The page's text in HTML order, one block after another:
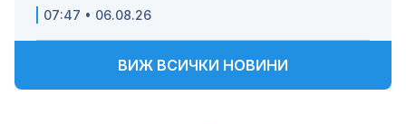
07:47 • 06.08.26
ВИЖ ВСИЧКИ НОВИНИ